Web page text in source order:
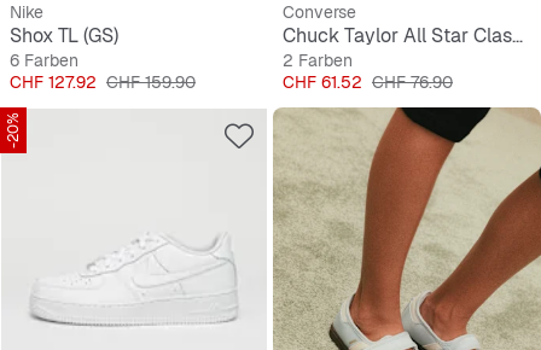
Nike
Shox TL (GS)
6 Farben
Preis
CHF 127.92 Originalpreis
CHF 159.90
Converse
Chuck Taylor All Star Classic (GS)
2 Farben
Preis
CHF 61.52 Originalpreis
CHF 76.90
-20%